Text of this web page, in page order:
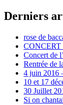
Derniers
rose de
Concert de
Rentrée de
4 juin 2016
10 et 17
30 Juillet
Si on